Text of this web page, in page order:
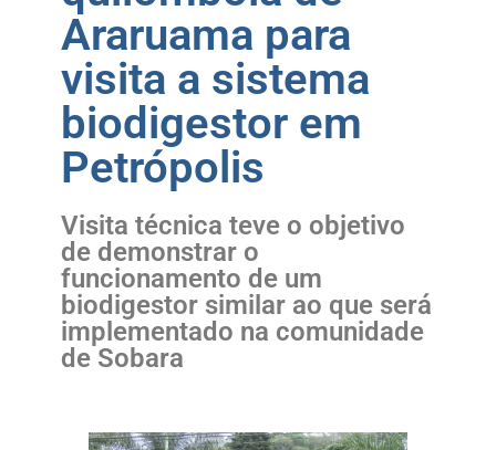
Araruama para
visita a sistema
biodigestor em
Petrópolis
Visita técnica teve o objetivo
de demonstrar o
funcionamento de um
biodigestor similar ao que será
implementado na comunidade
de Sobara